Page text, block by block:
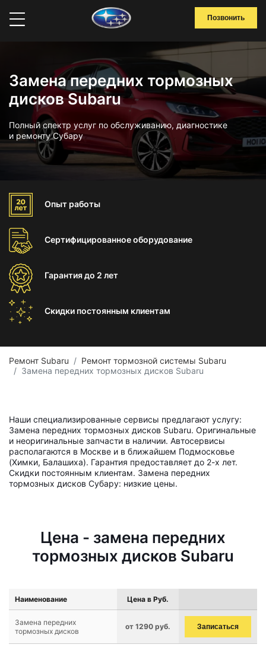
Позвонить
Замена передних тормозных
дисков Subaru
Полный спектр услуг по обслуживанию, диагностике
и ремонту Субару
Опыт работы
Сертифицированноеоборудование
Гарантиядо 2 лет
Скидки постоянным клиентам
Ремонт Subaru
Ремонт тормозной системы Subaru
Замена передних тормозных дисков Subaru
Наши специализированные сервисы предлагают услугу:
Замена передних тормозных дисков Subaru. Оригинальные
и неоригинальные запчасти в наличии. Автосервисы
располагаются в Москве и в ближайшем Подмосковье
(Химки, Балашиха). Гарантия предоставляет до 2-х лет.
Скидки постоянным клиентам. Замена передних
тормозных дисков Субару: низкие цены.
Цена - замена передних
тормозных дисков Subaru
Наименование Цена в Руб.
Замена передних
тормозных дисков
от 1290 руб. Записаться